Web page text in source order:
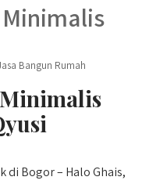
Bangun Rumah
Bogor – Halo Ghais,